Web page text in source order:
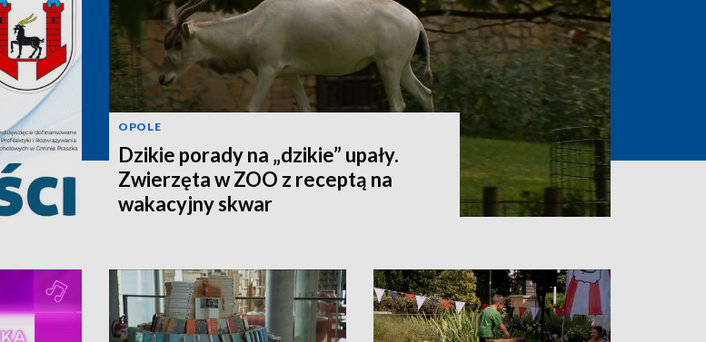
OPOLE
Dzikie porady na „dzikie” upały.
Zwierzęta w ZOO z receptą na
wakacyjny skwar